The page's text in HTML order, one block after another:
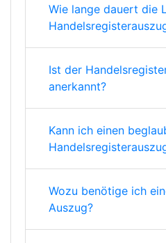
Wie lange dauert die
Ist der
anerkannt?
Kann ich einen
Wozu benötige ich
Auszug?